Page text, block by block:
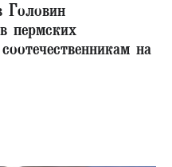
Головин
пермских
на